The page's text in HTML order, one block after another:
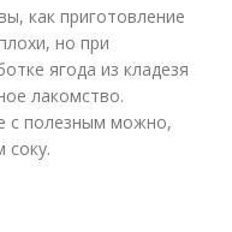
как приготовление
но при
ягода из кладезя
лакомство.
с полезным можно,
соку.